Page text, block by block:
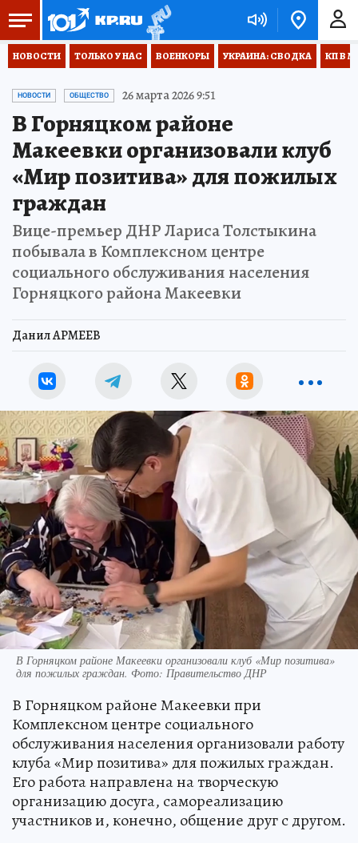
НОВОСТИ ТОЛЬКО У НАС ВОЕНКОРЫ УКРАИНА: СВОДКА КП В
НОВОСТИ ОБЩЕСТВО 26 марта 2026 9:51
В Горняцком районе
Макеевки организовали клуб
«Мир позитива» для пожилых
граждан
Вице-премьер ДНР Лариса Толстыкина
побывала в Комплексном центре
социального обслуживания населения
Горняцкого района Макеевки
Данил АРМЕЕВ
В Горняцком районе Макеевки организовали клуб «Мир позитива»
для пожилых граждан. Фото: Правительство ДНР
В Горняцком районе Макеевки при
Комплексном центре социального
обслуживания населения организовали работу
клуба «Мир позитива» для пожилых граждан.
Его работа направлена на творческую
организацию досуга, самореализацию
участников и, конечно, общение друг с другом.